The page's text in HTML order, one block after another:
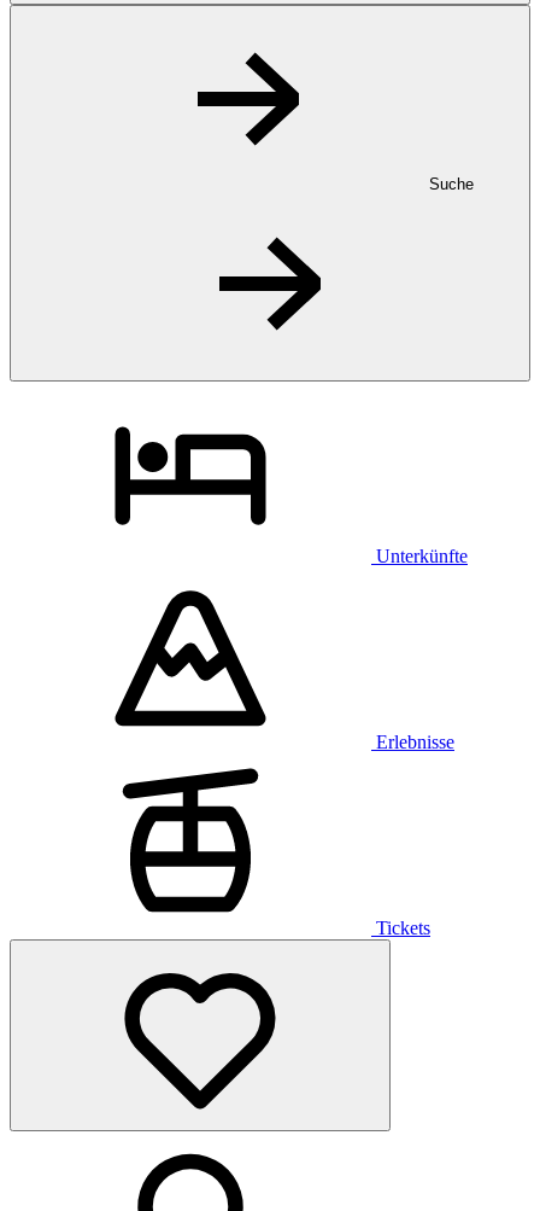
Suche
Unterkünfte
Erlebnisse
Tickets